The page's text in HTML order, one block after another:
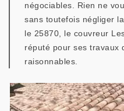
négociables. Rien ne
sans toutefois négliger
le 25870, le couvreur
réputé pour ses travaux
raisonnables.